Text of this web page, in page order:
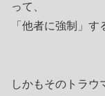
って、
「他者に強制」
しかもそのトラウ